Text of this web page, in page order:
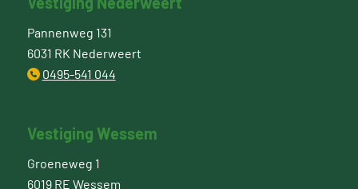
Pannenweg 131
6031 RK Nederweert
0495-541 044
Vestiging Wessem
Groeneweg 1
6019 RE Wessem